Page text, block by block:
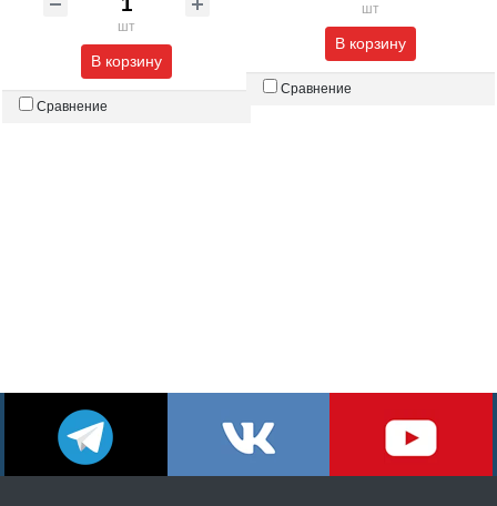
шт
В корзину
Сравнение
шт
В корзину
Сравнение